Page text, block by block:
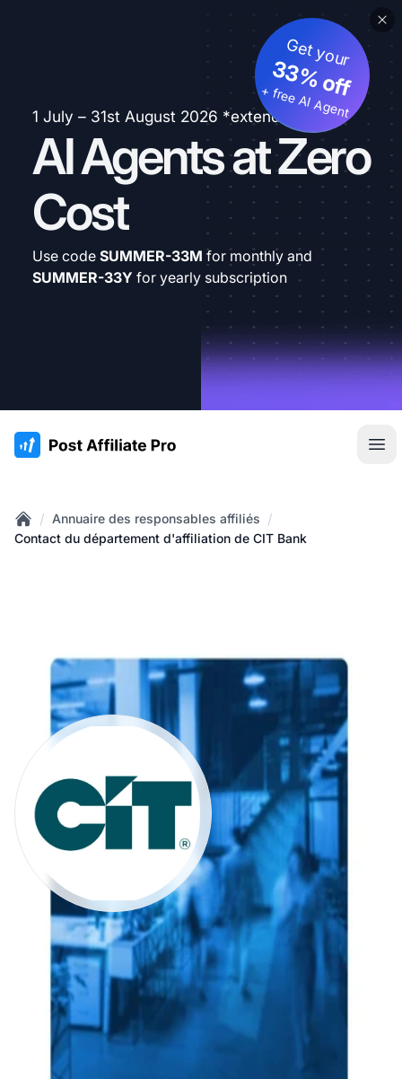
1 July – 31st August 2026 *extended
AI Agents at Zero
Cost
Get your
33% off
+ free AI Agent
Use code SUMMER-33M for monthly and
SUMMER-33Y for yearly subscription
:site.title
Home
/ Annuaire des responsables affiliés /
Contact du département d'affiliation de CIT Bank